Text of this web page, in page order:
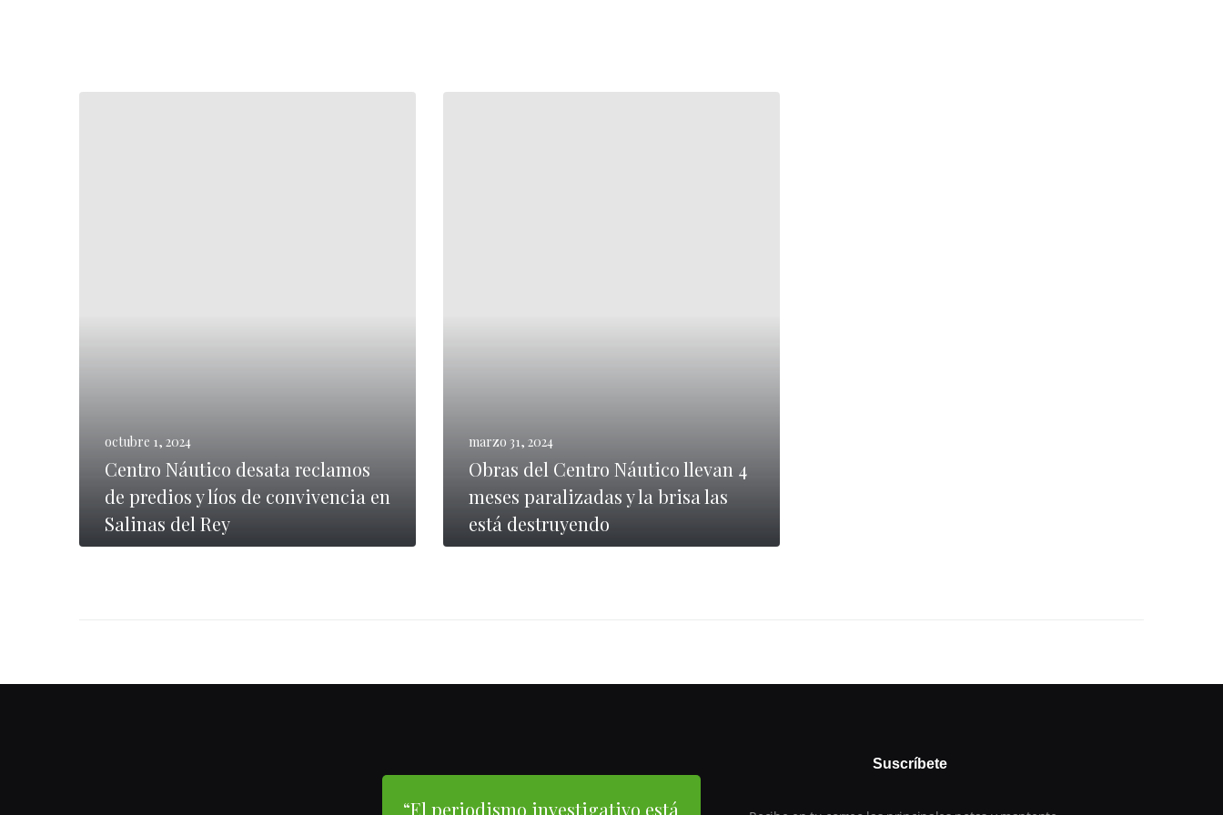
octubre 1, 2024
Centro Náutico desata reclamos
de predios y líos de convivencia en
Salinas del Rey
marzo 31, 2024
Obras del Centro Náutico llevan 4
meses paralizadas y la brisa las
está destruyendo
“El periodismo investigativo está
Suscríbete